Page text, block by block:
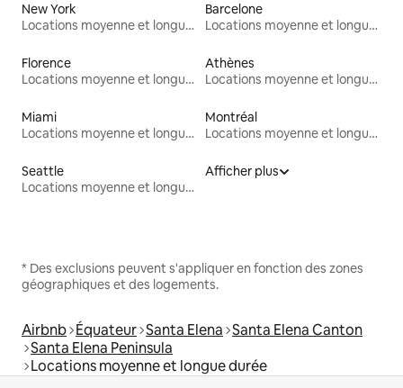
New York
Locations moyenne et longue durée
Barcelone
Locations moyenne et longue durée
Florence
Locations moyenne et longue durée
Athènes
Locations moyenne et longue durée
Miami
Locations moyenne et longue durée
Montréal
Locations moyenne et longue durée
Seattle
Locations moyenne et longue durée
Afficher plus
* Des exclusions peuvent s'appliquer en fonction des zones
géographiques et des logements.
Airbnb Équateur Santa Elena Santa Elena Canton
Santa Elena Peninsula
Locations moyenne et longue durée